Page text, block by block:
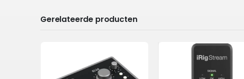
Gerelateerde producten